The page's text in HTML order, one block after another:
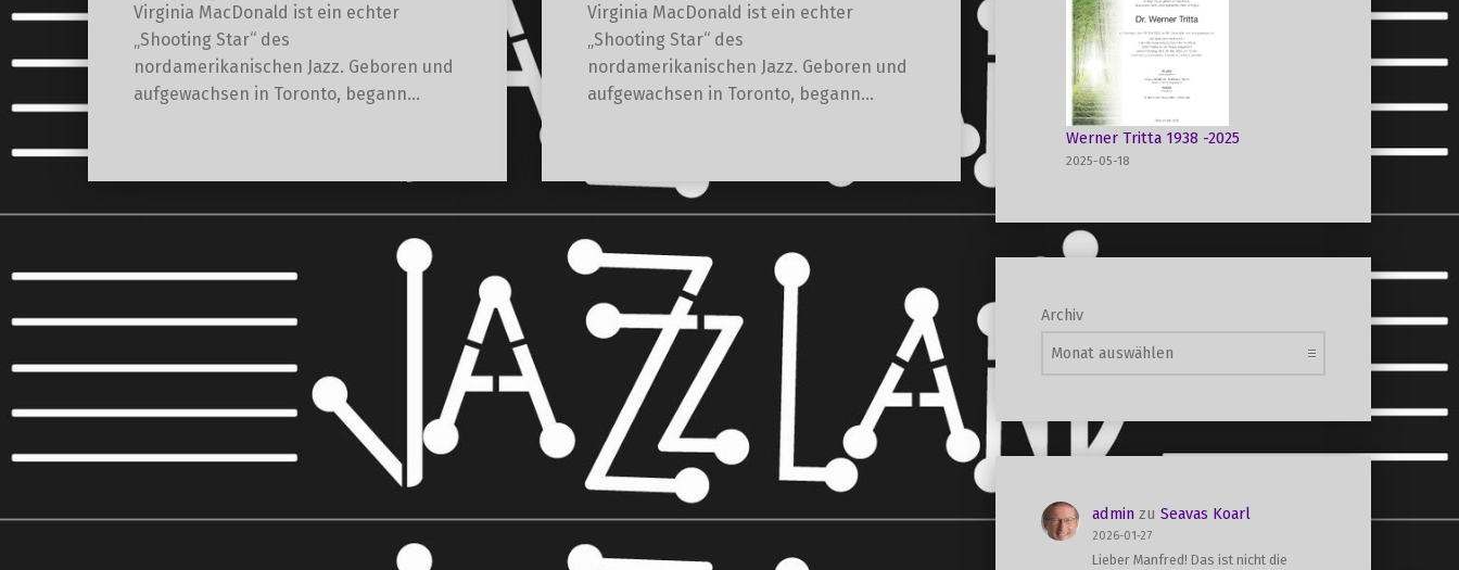
Virginia MacDonald ist ein echter
„Shooting Star“ des
nordamerikanischen Jazz. Geboren und
aufgewachsen in Toronto, begann…
Virginia MacDonald ist ein echter
„Shooting Star“ des
nordamerikanischen Jazz. Geboren und
aufgewachsen in Toronto, begann…
Werner Tritta 1938 -2025
2025-05-18
Archiv
adminzu Seavas Koarl
2026-01-27
Lieber Manfred! Das ist nicht die